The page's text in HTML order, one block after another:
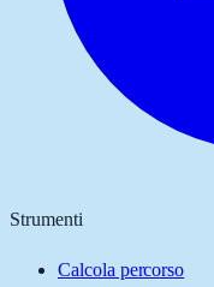
Strumenti
Calcola percorso